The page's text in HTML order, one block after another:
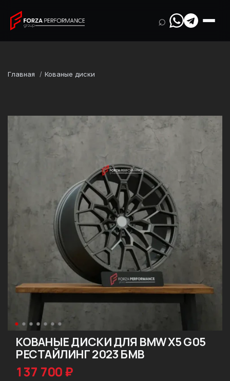
⌕
Главная Кованые диски
КОВАНЫЕ ДИСКИ ДЛЯ BMW X5 G05
РЕСТАЙЛИНГ 2023 БМВ
137 700 ₽